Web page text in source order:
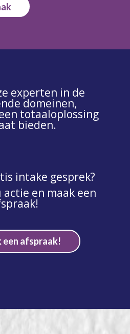
experten in de
domeinen,
totaaloplossing
bieden.
intake gesprek?
actie en maak een
een afspraak!